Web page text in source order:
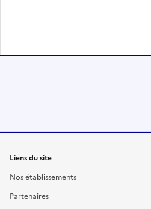
Liens du site
Nos établissements
Partenaires